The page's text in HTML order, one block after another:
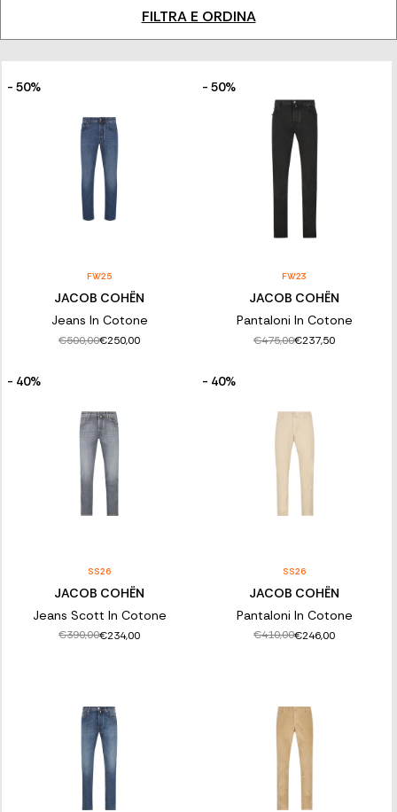
FILTRA E ORDINA
- 50%
FW25
JACOB COHËN
Jeans In Cotone
€500,00€250,00
- 50%
FW23
JACOB COHËN
Pantaloni In Cotone
€475,00€237,50
- 40%
SS26
JACOB COHËN
Jeans Scott In Cotone
€390,00€234,00
- 40%
SS26
JACOB COHËN
Pantaloni In Cotone
€410,00€246,00